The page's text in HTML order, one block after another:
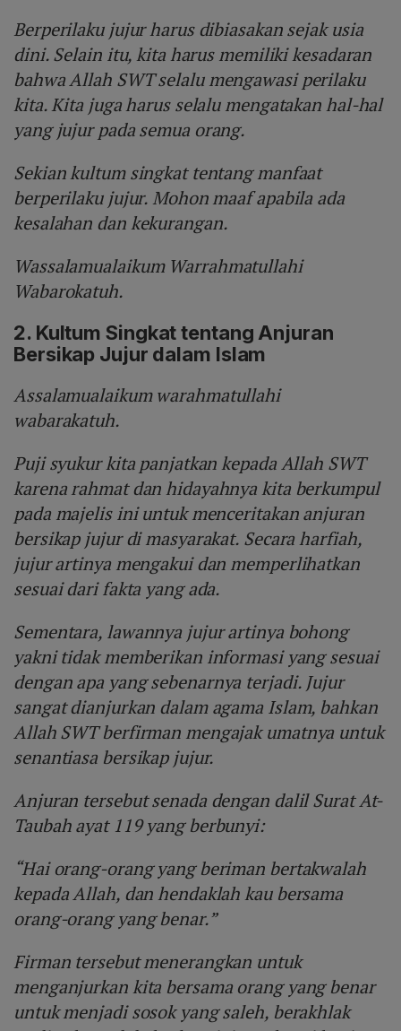
Berperilaku jujur harus dibiasakan sejak usia
dini. Selain itu, kita harus memiliki kesadaran
bahwa Allah SWT selalu mengawasi perilaku
kita. Kita juga harus selalu mengatakan hal-hal
yang jujur pada semua orang.
Sekian kultum singkat tentang manfaat
berperilaku jujur. Mohon maaf apabila ada
kesalahan dan kekurangan.
Wassalamualaikum Warrahmatullahi
Wabarokatuh.
2. Kultum Singkat tentang Anjuran
Bersikap Jujur dalam Islam
Assalamualaikum warahmatullahi
wabarakatuh.
Puji syukur kita panjatkan kepada Allah SWT
karena rahmat dan hidayahnya kita berkumpul
pada majelis ini untuk menceritakan anjuran
bersikap jujur di masyarakat. Secara harfiah,
jujur artinya mengakui dan memperlihatkan
sesuai dari fakta yang ada.
Sementara, lawannya jujur artinya bohong
yakni tidak memberikan informasi yang sesuai
dengan apa yang sebenarnya terjadi. Jujur
sangat dianjurkan dalam agama Islam, bahkan
Allah SWT berfirman mengajak umatnya untuk
senantiasa bersikap jujur.
Anjuran tersebut senada dengan dalil Surat At-
Taubah ayat 119 yang berbunyi:
“Hai orang-orang yang beriman bertakwalah
kepada Allah, dan hendaklah kau bersama
orang-orang yang benar.”
Firman tersebut menerangkan untuk
menganjurkan kita bersama orang yang benar
untuk menjadi sosok yang saleh, berakhlak